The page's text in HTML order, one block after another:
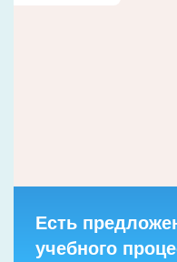
Есть
учебного